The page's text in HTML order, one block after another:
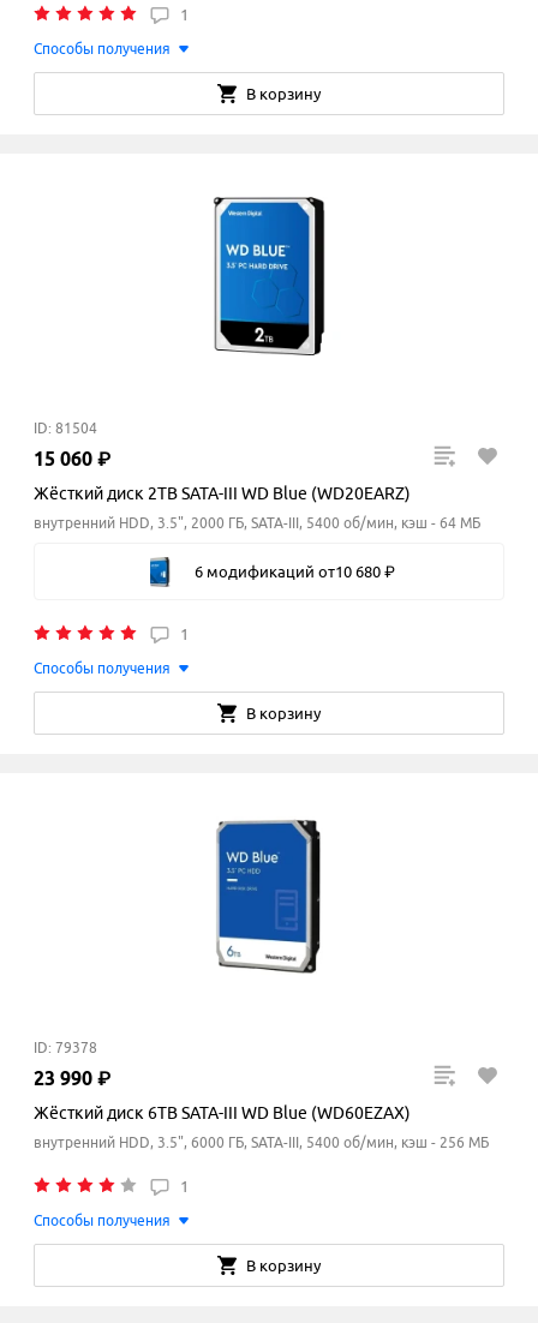
1
Способы получения
В корзину
ID: 81504
15 060 ₽
Жёсткий диск 2TB SATA-III WD Blue (WD20EARZ)
внутренний HDD, 3.5", 2000 ГБ, SATA-III, 5400 об/мин, кэш - 64 МБ
6 модификаций от10 680 ₽
1
Способы получения
В корзину
ID: 79378
23 990 ₽
Жёсткий диск 6TB SATA-III WD Blue (WD60EZAX)
внутренний HDD, 3.5", 6000 ГБ, SATA-III, 5400 об/мин, кэш - 256 МБ
1
Способы получения
В корзину